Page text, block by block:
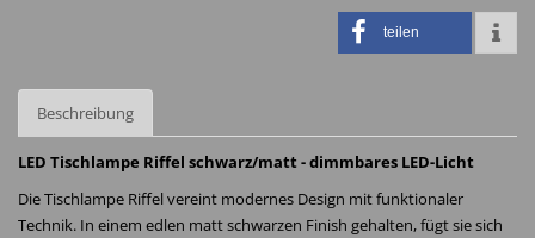
teilen
Beschreibung
LED Tischlampe Riffel schwarz/matt - dimmbares LED-Licht
Die Tischlampe Riffel vereint modernes Design mit funktionaler
Technik. In einem edlen matt schwarzen Finish gehalten, fügt sie sich